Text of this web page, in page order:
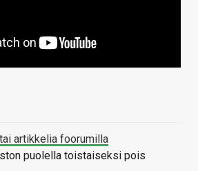
artikkelia foorumilla
puolella toistaiseksi pois